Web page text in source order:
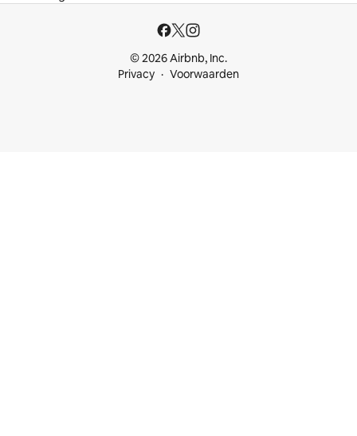
© 2026 Airbnb, Inc.
Privacy
Voorwaarden